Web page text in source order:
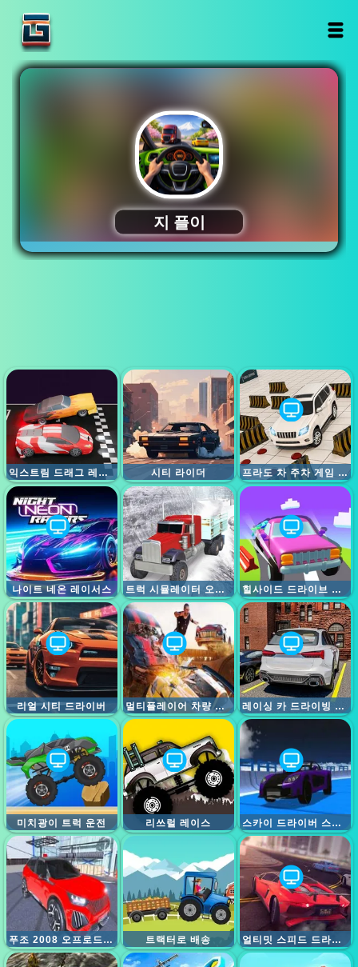
익스트림 드래그 레이싱 시티 라이더 프라도 차 주차 게임 시뮬레이션
나이트 네온 레이서스 트럭 시뮬레이터 오프로드 드라이빙 힐사이드 드라이브 마스터
리얼 시티 드라이버 멀티플레이어 차량 충돌 시뮬레이터 레이싱 카 드라이빙 카 게임
미치광이 트럭 운전 리쓰럴 레이스 스카이 드라이버 스턴트 2024
푸조 2008 오프로드 주행 트랙터로 배송 얼티밋 스피드 드라이빙: 현실적인 레이싱 시뮬레이션 게임